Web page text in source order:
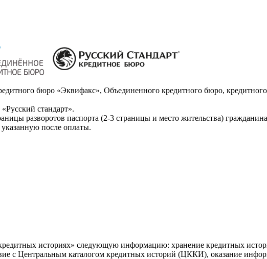
бюро «Эквифакс», Объединенного кредитного бюро,
стандарт».
разворотов паспорта (2-3 страницы и место жительства)
после оплаты.
историях» следующую информацию: хранение кредитных
с Центральным каталогом кредитных историй (ЦККИ), оказание